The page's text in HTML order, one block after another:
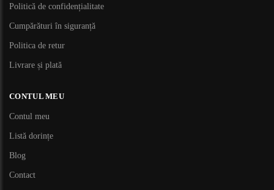
Politică de confidențialitate
Cumpărături în siguranță
Politica de retur
Livrare și plată
CONTUL MEU
Contul meu
Listă dorințe
Blog
Contact